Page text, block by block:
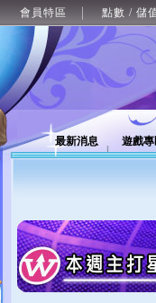
會員特區 點數 / 儲
最新消息 遊戲